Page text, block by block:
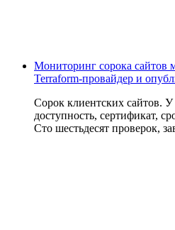
Мониторинг сорока сайтов
Terraform-провайдер и
Сорок клиентских сайтов.
доступность, сертификат,
Сто шестьдесят проверок,